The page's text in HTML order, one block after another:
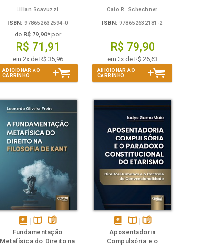
Lilian Scavuzzi
ISBN: 978652632594-0
deR$ 79,90* por
R$ 71,91
em 2x de R$ 35,96
ADICIONAR AO
CARRINHO
Caio R. Schechner
ISBN: 978652632181-2
R$ 79,90
em 3x de R$ 26,63
ADICIONAR AO
CARRINHO
disponível
em
Disponível
na
páginas
Fundamentação
Metafísica do Direito na
disponível
em
Disponível
na
páginas
Aposentadoria
Compulsória e o